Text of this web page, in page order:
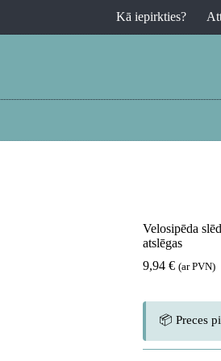
Kā iepirkties?
Velosipēda
atslēgas
9,94 € (ar PVN)
📦 Preces